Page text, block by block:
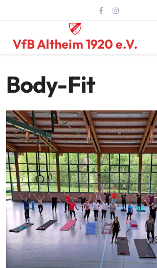
VfB Altheim 1920 e.V.
Body-Fit